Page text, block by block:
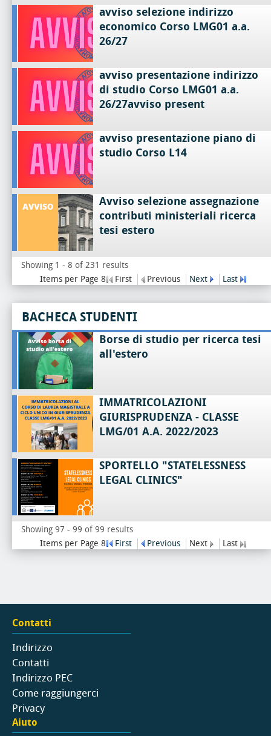
avviso selezione indirizzo
economico Corso LMG01 a.a.
26/27
avviso presentazione indirizzo
di studio Corso LMG01 a.a.
26/27avviso present
avviso presentazione piano di
studio Corso L14
Avviso selezione assegnazione
contributi ministeriali ricerca
tesi estero
Showing 1 - 8 of 231 results
Items per Page 8
First Previous Next Last
BACHECA STUDENTI
Borse di studio per ricerca tesi
all'estero
IMMATRICOLAZIONI
GIURISPRUDENZA - CLASSE
LMG/01 A.A. 2022/2023
SPORTELLO "STATELESSNESS
LEGAL CLINICS"
Showing 97 - 99 of 99 results
Items per Page 8
First Previous Next Last
Contatti
Indirizzo
Contatti
Indirizzo PEC
Come raggiungerci
Privacy
Aiuto